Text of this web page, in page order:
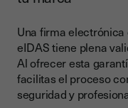
Una firma
eIDAS tiene plena
Al ofrecer esta
facilitas el proceso
seguridad y